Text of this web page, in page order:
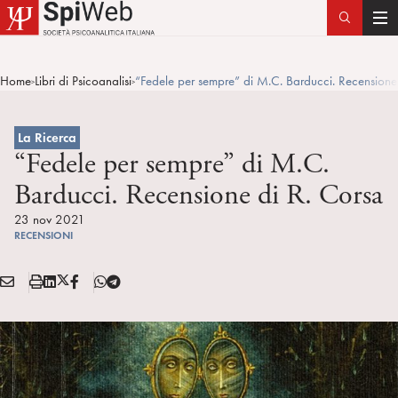
T
g
v
o
n
Home>Libri di Psicoanalisi>“Fedele per sempre” di M.C. Barducci.
La Ricerca
“Fedele per sempre” di M.C.
Barducci. Recensione di R. Corsa
23 nov 2021
RECENSIONI
Condividi:
E
A
I
L
S
a
m
p
a
L
n
k
e
d
X
T
w
i
t
F
T
l
e
g
r